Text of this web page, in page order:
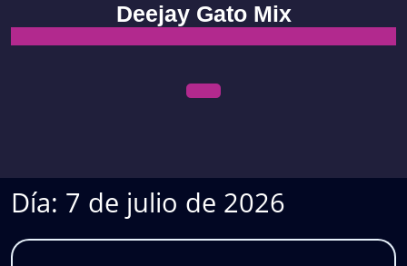
content
Deejay Gato Mix
Día: 7 de julio de 2026